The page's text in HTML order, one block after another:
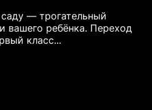
— трогательный
вашего ребёнка. Переход
класс...